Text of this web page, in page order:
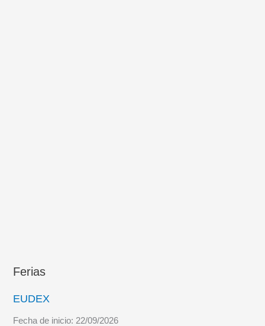
Ferias
EUDEX
Fecha de inicio: 22/09/2026